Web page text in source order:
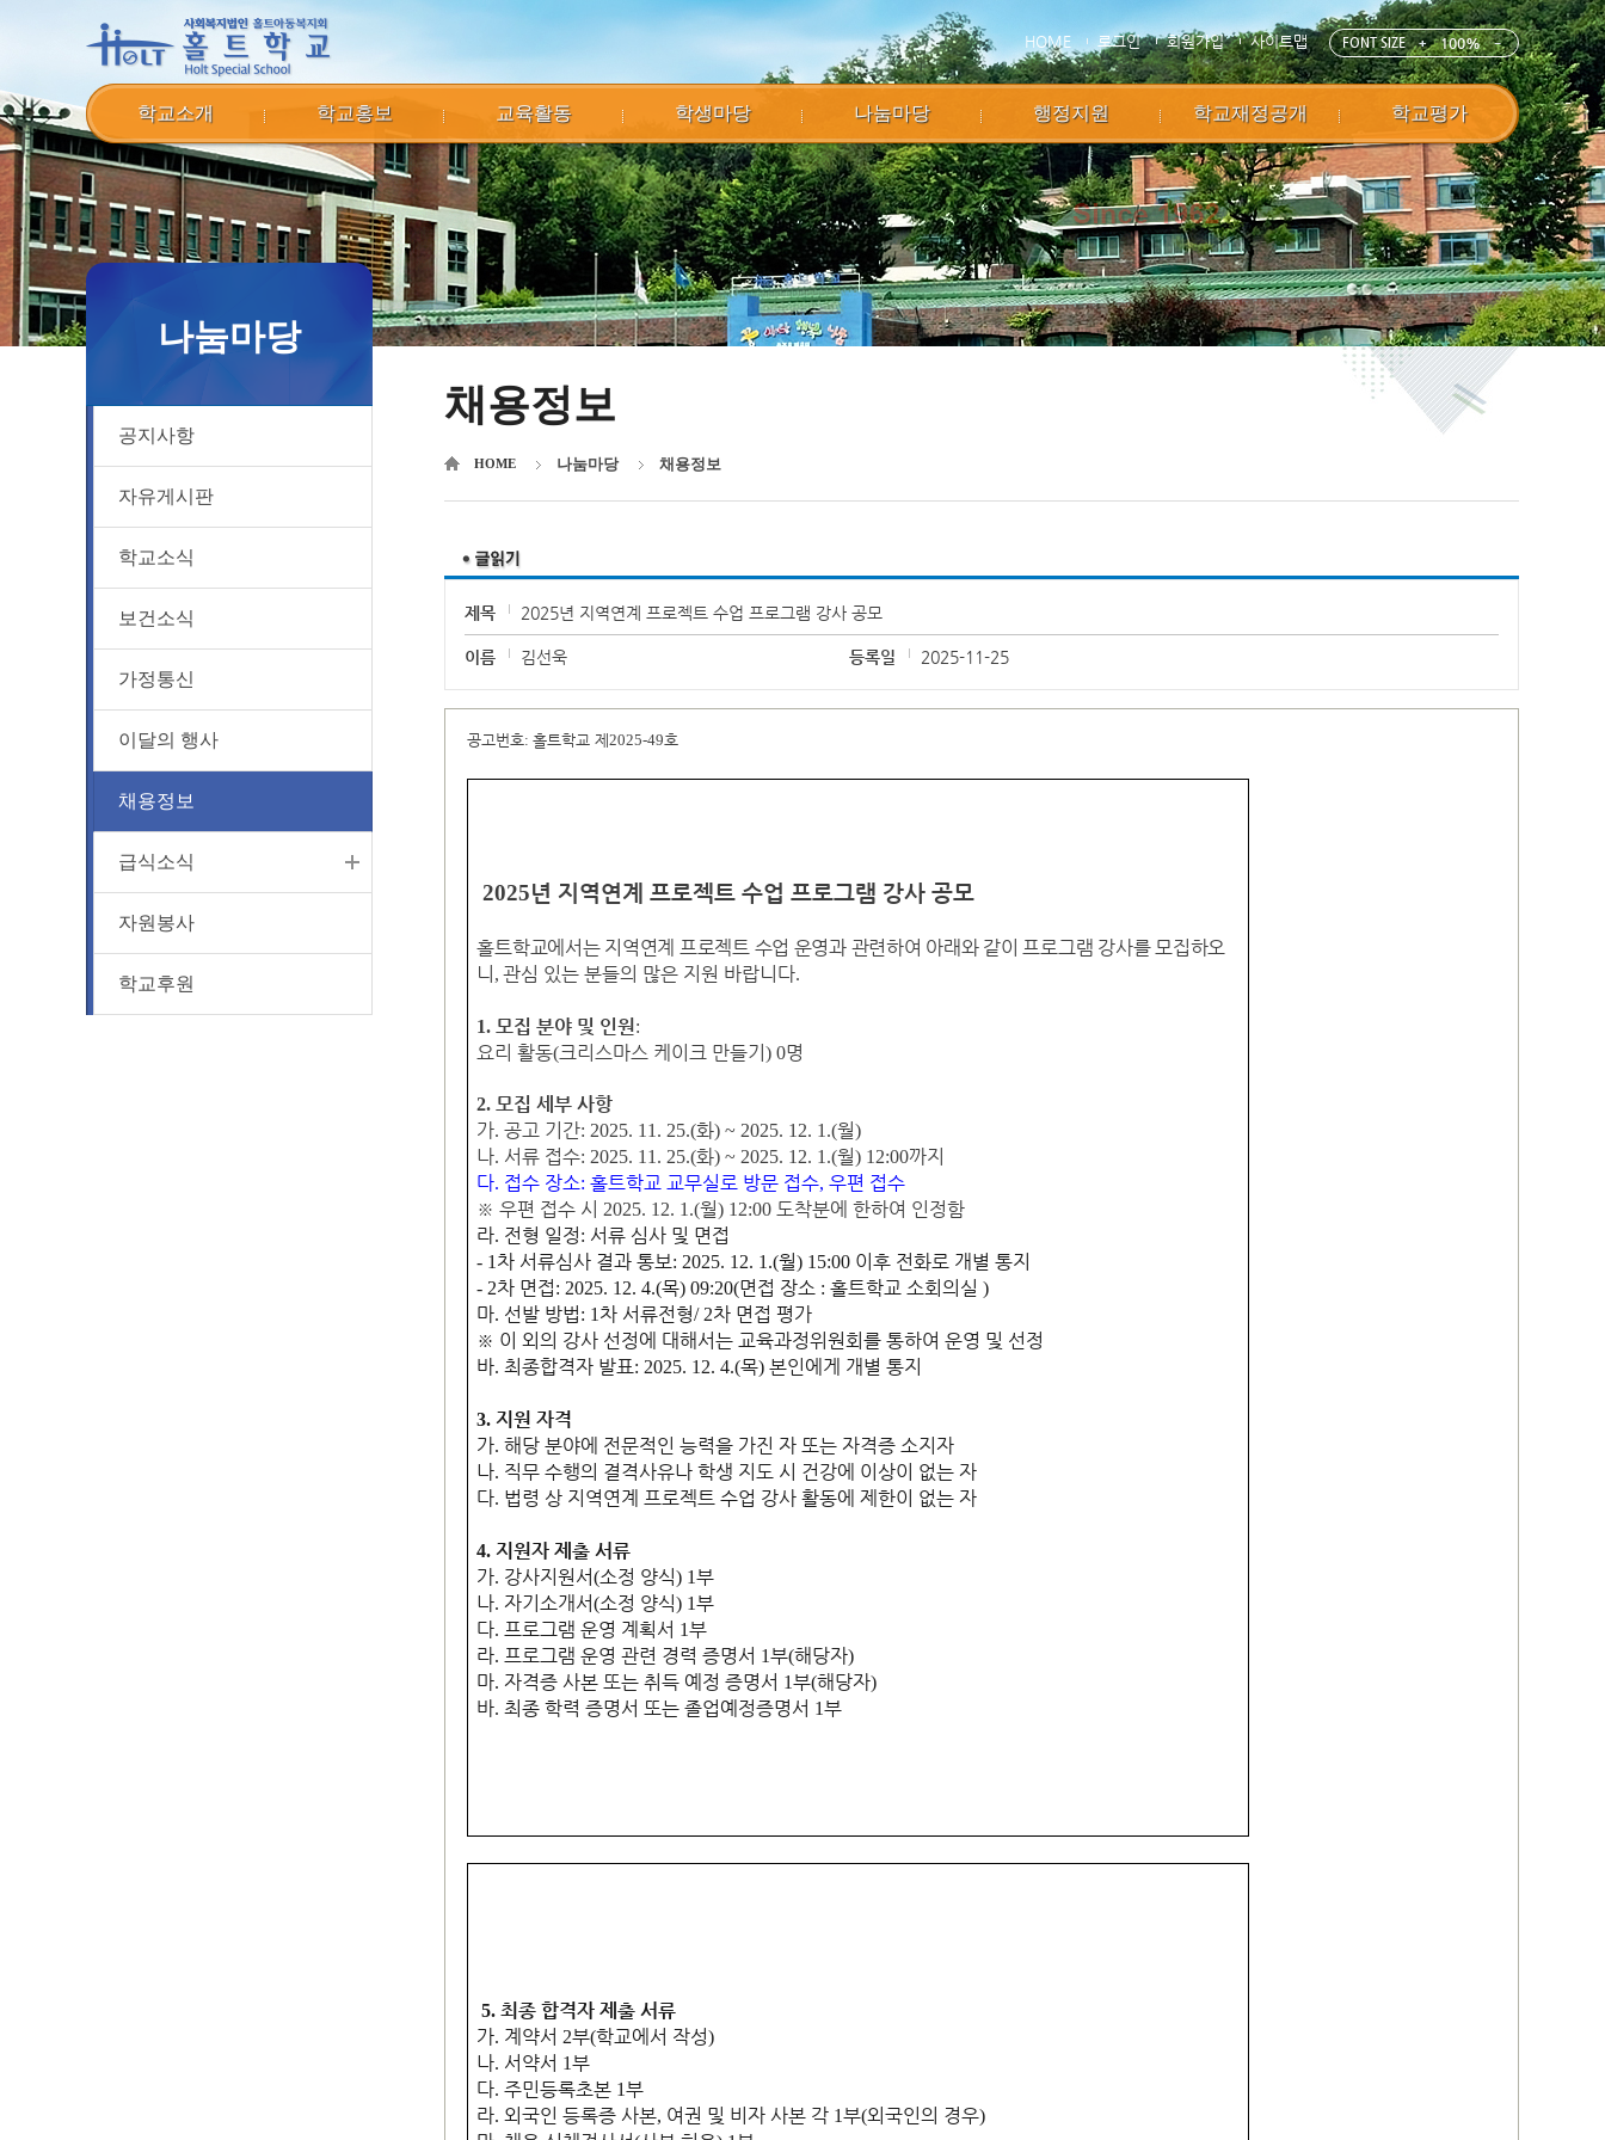
HOME 로그인 회원가입 사이트맵 FONT SIZE 100%
학교소개 학교홍보 교육활동 학생마당 나눔마당 행정지원 학교재정공개 학교평가
나눔마당
공지사항
자유게시판
학교소식
보건소식
가정통신
이달의 행사
채용정보
급식소식
자원봉사
학교후원
HOME 나눔마당 채용정보
채용정보
제목 2025년 지역연계 프로젝트 수업 프로그램 강사 공모
이름 김선욱 등록일 2025-11-25
공고번호: 홀트학교 제 2025-49호
2025년 지역연계 프로젝트 수업 프로그램 강사 공모
홀트학교에서는 지역연계 프로젝트 수업 운영과 관련하여 아래와 같이 프로그램 강사를 모집하오
니 , 관심 있는 분들의 많은 지원 바랍니다.
1. 모집 분야 및 인원:
요리 활동(크리스마스 케이크 만들기 ) 0명
2. 모집 세부 사항
가. 공고 기간: 2025. 11. 25.(화) ~ 2025. 12. 1.(월)
나. 서류 접수: 2025. 11. 25.(화) ~ 2025. 12. 1.(월) 12:00까지
다. 접수 장소: 홀트학교 교무실로 방문 접수, 우편 접수
※ 우편 접수 시 2025. 12. 1.(월) 12:00 도착분에 한하여 인정함
라. 전형 일정: 서류 심사 및 면접
- 1 차 서류심사 결과 통보: 2025. 12. 1.(월) 15:00 이후 전화로 개별 통지
- 2차 면접: 2025. 12. 4.(목) 09:20(면접 장소 : 홀트학교 소회의실 )
마. 선발 방법: 1 차 서류전형/ 2차 면접 평가
※ 이 외의 강사 선정에 대해서는 교육과정위원회를 통하여 운영 및 선정
바. 최종합격자 발표: 2025. 12. 4.(목) 본인에게 개별 통지
3. 지원 자격
가. 해당 분야에 전문적인 능력을 가진 자 또는 자격증 소지자
나. 직무 수행의 결격사유나 학생 지도 시 건강에 이상이 없는 자
다. 법령 상 지역연계 프로젝트 수업 강사 활동에 제한이 없는 자
4. 지원자 제출 서류
가. 강사지원서(소정 양식) 1부
나. 자기소개서(소정 양식) 1부
다. 프로그램 운영 계획서 1부
라. 프로그램 운영 관련 경력 증명서 1부(해당자)
마. 자격증 사본 또는 취득 예정 증명서 1부(해당자)
바. 최종 학력 증명서 또는 졸업예정증명서 1부
5. 최종 합격자 제출 서류
가. 계약서 2부(학교에서 작성)
나. 서약서 1부
다. 주민등록초본 1부
라. 외국인 등록증 사본, 여권 및 비자 사본 각 1부(외국인의 경우)